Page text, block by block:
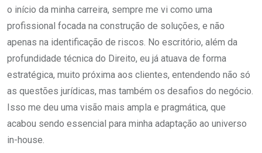
o início da minha carreira, sempre me vi como uma
profissional focada na construção de soluções, e não
apenas na identificação de riscos. No escritório, além da
profundidade técnica do Direito, eu já atuava de forma
estratégica, muito próxima aos clientes, entendendo não só
as questões jurídicas, mas também os desafios do negócio.
Isso me deu uma visão mais ampla e pragmática, que
acabou sendo essencial para minha adaptação ao universo
in-house.